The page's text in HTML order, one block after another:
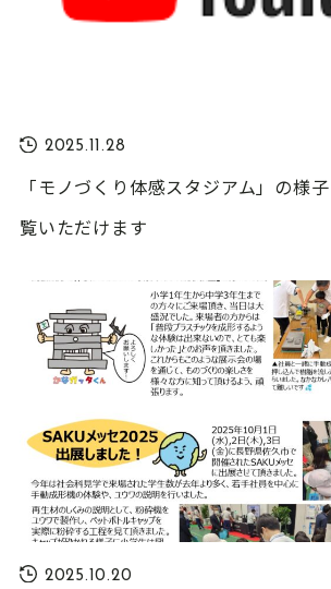
2025.11.28
「モノづくり体感スタジアム」の様
覧いただけます
2025.10.20